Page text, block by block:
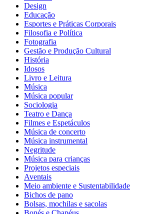
Design
Educação
Esportes e Práticas Corporais
Filosofia e Política
Fotografia
Gestão e Produção Cultural
História
Idosos
Livro e Leitura
Música
Música popular
Sociologia
Teatro e Dança
Filmes e Espetáculos
Música de concerto
Música instrumental
Negritude
Música para crianças
Projetos especiais
Aventais
Meio ambiente e Sustentabilidade
Bichos de pano
Bolsas, mochilas e sacolas